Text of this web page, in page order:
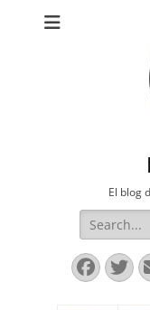
El blog
Buscar: